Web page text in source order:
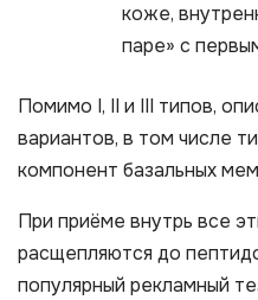
коже,
паре» с
Помимо I, II и III типов,
вариантов, в том числе
компонент базальных
При приёме внутрь все
расщепляются до
популярный рекламный